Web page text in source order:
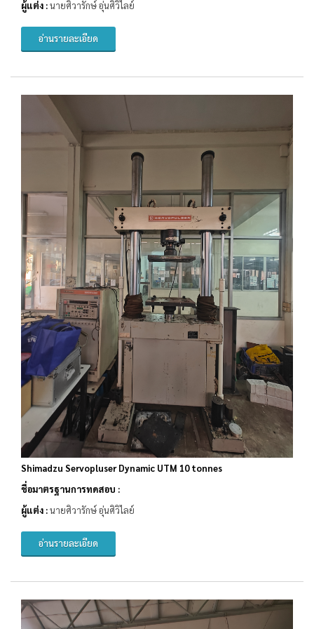
ผู้แต่ง :นายศิวารักษ์ อุ่นศิวิไลย์
อ่านรายละเอียด
Shimadzu Servopluser Dynamic UTM 10 tonnes
ชื่อมาตรฐานการทดสอบ :
ผู้แต่ง :นายศิวารักษ์ อุ่นศิวิไลย์
อ่านรายละเอียด